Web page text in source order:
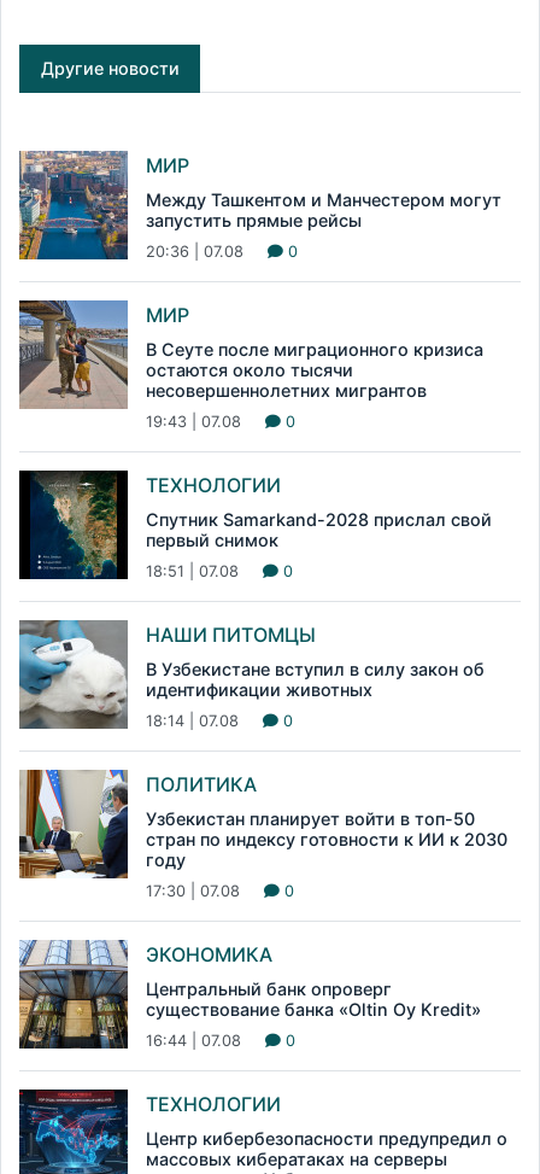
Другие новости
МИР
Между Ташкентом и Манчестером могут
запустить прямые рейсы
20:36 | 07.08 0
МИР
В Сеуте после миграционного кризиса
остаются около тысячи
несовершеннолетних мигрантов
19:43 | 07.08 0
ТЕХНОЛОГИИ
Спутник Samarkand-2028 прислал свой
первый снимок
18:51 | 07.08 0
НАШИ ПИТОМЦЫ
В Узбекистане вступил в силу закон об
идентификации животных
18:14 | 07.08 0
ПОЛИТИКА
Узбекистан планирует войти в топ-50
стран по индексу готовности к ИИ к 2030
году
17:30 | 07.08 0
ЭКОНОМИКА
Центральный банк опроверг
существование банка «Oltin Oy Kredit»
16:44 | 07.08 0
ТЕХНОЛОГИИ
Центр кибербезопасности предупредил о
массовых кибератаках на серверы